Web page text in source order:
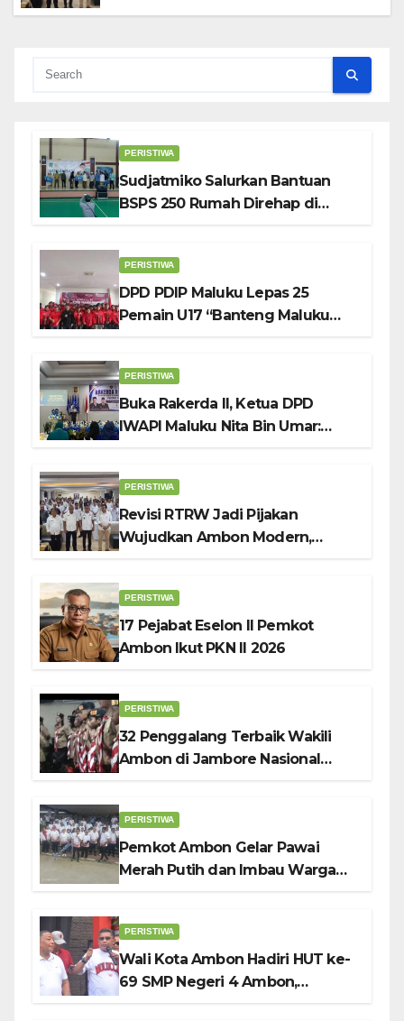
Berkelanjutan, Kata Wali Kota
PERISTIWA
Sudjatmiko Salurkan Bantuan
BSPS 250 Rumah Direhap di
PERISTIWA
DPD PDIP Maluku Lepas 25
Pemain U17 “Banteng Maluku
PERISTIWA
Buka Rakerda II, Ketua DPD
IWAPI Maluku Nita Bin Umar:
PERISTIWA
Revisi RTRW Jadi Pijakan
Wujudkan Ambon Modern,
PERISTIWA
17 Pejabat Eselon II Pemkot
Ambon Ikut PKN II 2026
PERISTIWA
32 Penggalang Terbaik Wakili
Ambon di Jambore Nasional
PERISTIWA
Pemkot Ambon Gelar Pawai
Merah Putih dan Imbau Warga
PERISTIWA
Wali Kota Ambon Hadiri HUT ke-
69 SMP Negeri 4 Ambon,